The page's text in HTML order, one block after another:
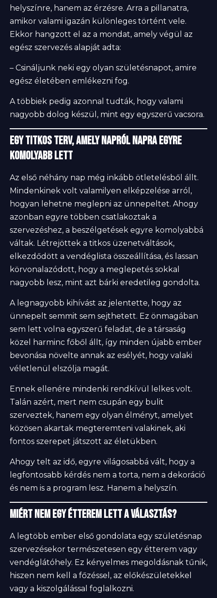
helyszínre, hanem az érzésre. Arra a pillanatra,
amikor valami igazán különleges történt vele.
Ekkor hangzott el az a mondat, amely végül az
egész szervezés alapját adta:
– Csináljunk neki egy olyan születésnapot, amire
egész életében emlékezni fog.
A többiek pedig azonnal tudták, hogy valami
nagyobb dolog készül, mint egy egyszerű vacsora.
Egy titkos terv, amely napról napra egyre
komolyabb lett
Az első néhány nap még inkább ötletelésből állt.
Mindenkinek volt valamilyen elképzelése arról,
hogyan lehetne meglepni az ünnepeltet. Ahogy
azonban egyre többen csatlakoztak a
szervezéshez, a beszélgetések egyre komolyabbá
váltak. Létrejöttek a titkos üzenetváltások,
elkezdődött a vendéglista összeállítása, és lassan
körvonalazódott, hogy a meglepetés sokkal
nagyobb lesz, mint azt bárki eredetileg gondolta.
A legnagyobb kihívást az jelentette, hogy az
ünnepelt semmit sem sejthetett. Ez önmagában
sem lett volna egyszerű feladat, de a társaság
közel harminc főből állt, így minden újabb ember
bevonása növelte annak az esélyét, hogy valaki
véletlenül elszólja magát.
Ennek ellenére mindenki rendkívül lelkes volt.
Talán azért, mert nem csupán egy bulit
szerveztek, hanem egy olyan élményt, amelyet
közösen akartak megteremteni valakinek, aki
fontos szerepet játszott az életükben.
Ahogy telt az idő, egyre világosabbá vált, hogy a
legfontosabb kérdés nem a torta, nem a dekoráció
és nem is a program lesz. Hanem a helyszín.
Miért nem egy étterem lett a választás?
A legtöbb ember első gondolata egy születésnap
szervezésekor természetesen egy étterem vagy
vendéglátóhely. Ez kényelmes megoldásnak tűnik,
hiszen nem kell a főzéssel, az előkészületekkel
vagy a kiszolgálással foglalkozni.